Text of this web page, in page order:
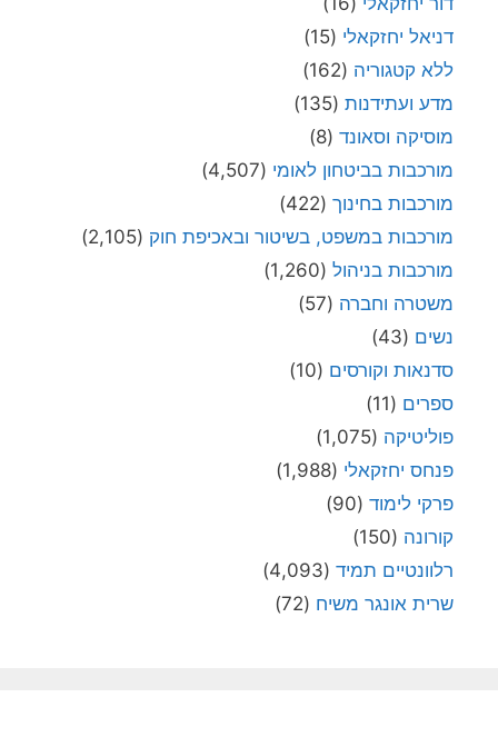
דניאל יחזקאלי (15)
ללא קטגוריה (162)
מדע ועתידנות (135)
מוסיקה וסאונד (8)
מורכבות בביטחון לאומי (4,507)
מורכבות בחינוך (422)
מורכבות במשפט, בשיטור ובאכיפת חוק (2,105)
מורכבות בניהול (1,260)
משטרה וחברה (57)
נשים (43)
סדנאות וקורסים (10)
ספרים (11)
פוליטיקה (1,075)
פנחס יחזקאלי (1,988)
פרקי לימוד (90)
קורונה (150)
רלוונטיים תמיד (4,093)
שרית אונגר משיח (72)